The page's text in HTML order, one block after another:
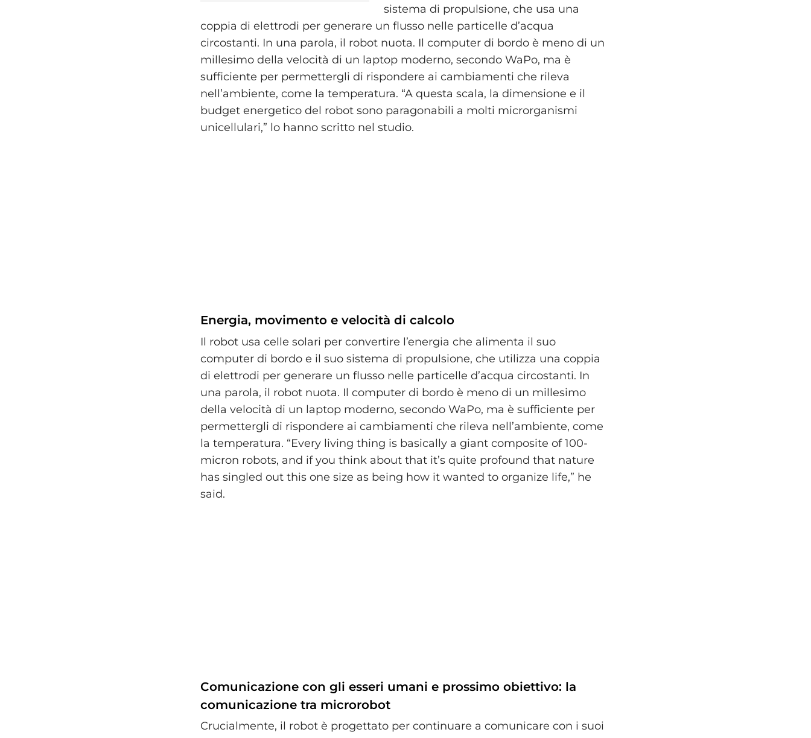
sistema di propulsione, che usa una
coppia di elettrodi per generare un flusso nelle particelle d’acqua
circostanti. In una parola, il robot nuota. Il computer di bordo è meno di un
millesimo della velocità di un laptop moderno, secondo WaPo, ma è
sufficiente per permettergli di rispondere ai cambiamenti che rileva
nell’ambiente, come la temperatura. “A questa scala, la dimensione e il
budget energetico del robot sono paragonabili a molti microrganismi
unicellulari,” lo hanno scritto nel studio.
Energia, movimento e velocità di calcolo
Il robot usa celle solari per convertire l’energia che alimenta il suo
computer di bordo e il suo sistema di propulsione, che utilizza una coppia
di elettrodi per generare un flusso nelle particelle d’acqua circostanti. In
una parola, il robot nuota. Il computer di bordo è meno di un millesimo
della velocità di un laptop moderno, secondo WaPo, ma è sufficiente per
permettergli di rispondere ai cambiamenti che rileva nell’ambiente, come
la temperatura. “Every living thing is basically a giant composite of 100-
micron robots, and if you think about that it’s quite profound that nature
has singled out this one size as being how it wanted to organize life,” he
said.
Comunicazione con gli esseri umani e prossimo obiettivo: la
comunicazione tra microrobot
Crucialmente, il robot è progettato per continuare a comunicare con i suoi